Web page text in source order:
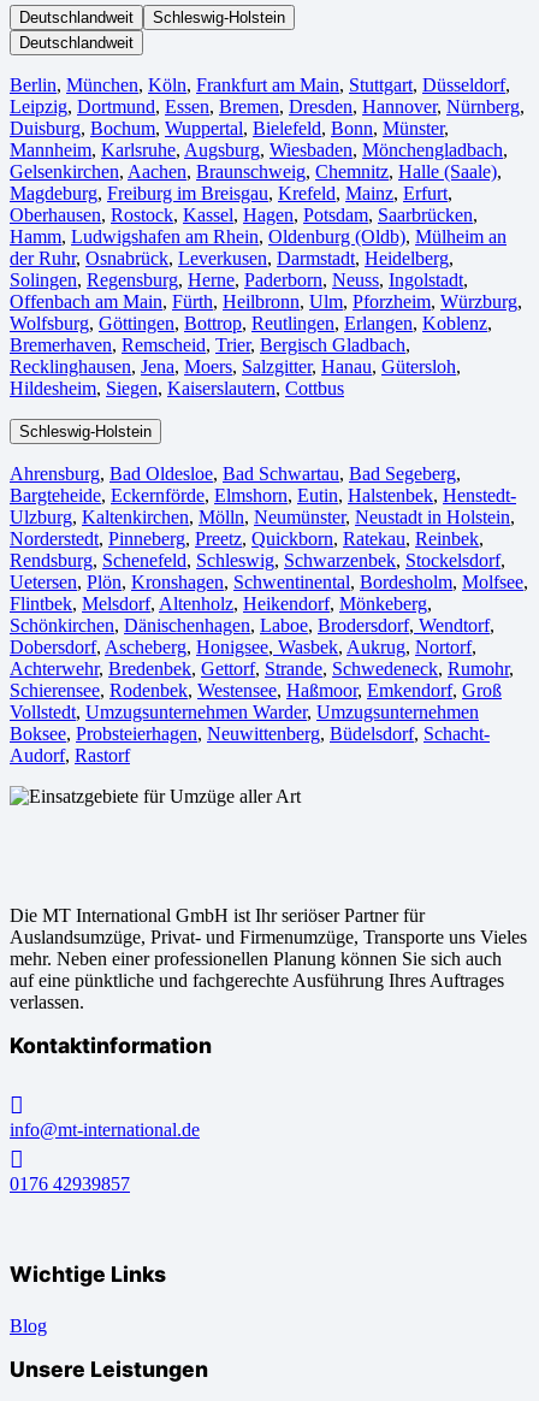
Deutschlandweit
Schleswig-Holstein
Deutschlandweit
Berlin⁠, München, Köln⁠, Frankfurt am Main, Stuttgart, Düsseldorf,
Leipzig, Dortmund, Essen, Bremen, Dresden, Hannover, Nürnberg,
Duisburg⁠, Bochum, Wuppertal⁠, Bielefeld⁠, Bonn⁠, Münster⁠,
Mannheim, Karlsruhe, Augsburg, Wiesbaden⁠, Mönchengladbach⁠,
Gelsenkirchen⁠, Aachen⁠, Braunschweig, Chemnitz⁠, Halle (Saale)⁠,
Magdeburg, Freiburg im Breisgau⁠, Krefeld⁠, Mainz⁠, Erfurt,
Oberhausen⁠, Rostock⁠, Kassel⁠, Hagen, Potsdam, Saarbrücken⁠,
Hamm, Ludwigshafen am Rhein⁠, Oldenburg (Oldb), Mülheim an
der Ruhr, Osnabrück⁠, Leverkusen, Darmstadt⁠, Heidelberg,
Solingen, Regensburg, Herne⁠, Paderborn, Neuss, Ingolstadt,
Offenbach am Main, Fürth⁠, Heilbronn, Ulm⁠, Pforzheim, Würzburg,
Wolfsburg⁠, Göttingen, Bottrop, Reutlingen, Erlangen⁠, Koblenz,
Bremerhaven⁠, Remscheid, Trier⁠, Bergisch Gladbach,
Recklinghausen, Jena⁠, Moers⁠, Salzgitter⁠, Hanau, Gütersloh,
Hildesheim⁠, Siegen⁠, Kaiserslautern⁠, Cottbus⁠
Schleswig-Holstein
Ahrensburg, Bad Oldesloe, Bad Schwartau, Bad Segeberg,
Bargteheide, Eckernförde, Elmshorn, Eutin, Halstenbek, Henstedt-
Ulzburg, Kaltenkirchen, Mölln, Neumünster, Neustadt in Holstein,
Norderstedt, Pinneberg, Preetz, Quickborn, Ratekau, Reinbek,
Rendsburg, Schenefeld, Schleswig, Schwarzenbek, Stockelsdorf,
Uetersen, Plön, Kronshagen, Schwentinental, Bordesholm, Molfsee,
Flintbek, Melsdorf, Altenholz, Heikendorf, Mönkeberg,
Schönkirchen, Dänischenhagen, Laboe, Brodersdorf, Wendtorf,
Dobersdorf, Ascheberg, Honigsee, Wasbek, Aukrug, Nortorf,
Achterwehr, Bredenbek, Gettorf, Strande, Schwedeneck, Rumohr,
Schierensee, Rodenbek, Westensee, Haßmoor, Emkendorf, Groß
Vollstedt, Umzugsunternehmen Warder, Umzugsunternehmen
Boksee, Probsteierhagen, Neuwittenberg, Büdelsdorf, Schacht-
Audorf, Rastorf
Die MT International GmbH ist Ihr seriöser Partner für
Auslandsumzüge, Privat- und Firmenumzüge, Transporte uns Vieles
mehr. Neben einer professionellen Planung können Sie sich auch
auf eine pünktliche und fachgerechte Ausführung Ihres Auftrages
verlassen.
Kontaktinformation
info@mt-international.de
0176 42939857
Wichtige Links
Blog
Unsere Leistungen